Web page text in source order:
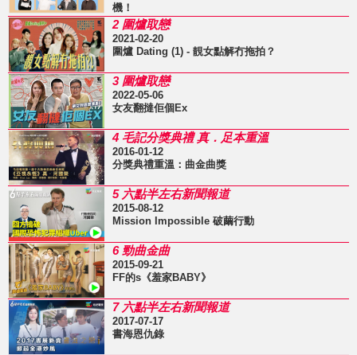
機！
2 圍爐取戀
2021-02-20
圍爐 Dating (1) - 靚女點解冇拖拍？
3 圍爐取戀
2022-05-06
女友翻撻佢個Ex
4 毛記分獎典禮 真．足本重溫
2016-01-12
分獎典禮重溫：曲金曲獎
5 六點半左右新聞報道
2015-08-12
Mission Impossible 破繭行動
6 勁曲金曲
2015-09-21
FF的s《羞家BABY》
7 六點半左右新聞報道
2017-07-17
書海恩仇錄